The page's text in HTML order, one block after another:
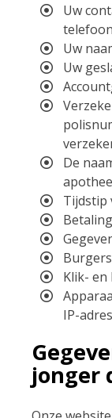
Uw
Uw
Uw
De
Tijdstip
Klik- en
IP-
jonger